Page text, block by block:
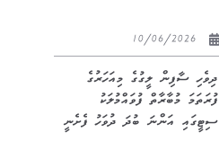
ދިވެހި ސާފިން ލީގުގެ މިއަހަރުގެ
ފުރަތަމަ މުބާރާތް ފުވައްމުލަކު
ސިޓީގައި އަންނަ ބުދަ ދުވަހު ފެށެނީ